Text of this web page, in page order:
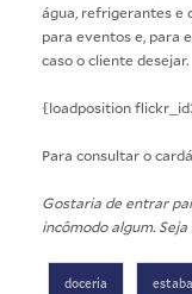
água, refrigerantes e
para eventos e, para
caso o cliente desejar.
{loadposition
Para consultar o
Gostaria de entrar
incômodo algum.
doceria